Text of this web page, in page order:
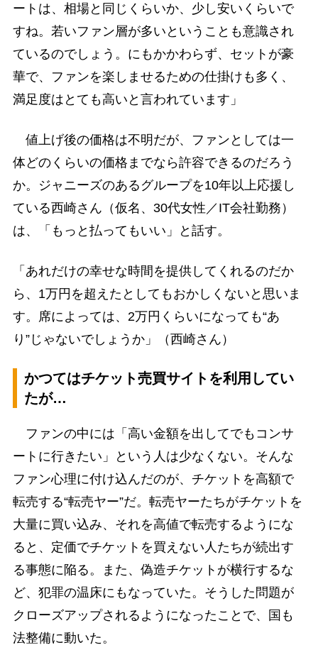
ートは、相場と同じくらいか、少し安いくらいで
すね。若いファン層が多いということも意識され
ているのでしょう。にもかかわらず、セットが豪
華で、ファンを楽しませるための仕掛けも多く、
満足度はとても高いと言われています」
値上げ後の価格は不明だが、ファンとしては一
体どのくらいの価格までなら許容できるのだろう
か。ジャニーズのあるグループを10年以上応援し
ている西崎さん（仮名、30代女性／IT会社勤務）
は、「もっと払ってもいい」と話す。
「あれだけの幸せな時間を提供してくれるのだか
ら、1万円を超えたとしてもおかしくないと思いま
す。席によっては、2万円くらいになっても“あ
り”じゃないでしょうか」（西崎さん）
かつてはチケット売買サイトを利用してい
たが…
ファンの中には「高い金額を出してでもコンサ
ートに行きたい」という人は少なくない。そんな
ファン心理に付け込んだのが、チケットを高額で
転売する“転売ヤー”だ。転売ヤーたちがチケットを
大量に買い込み、それを高値で転売するようにな
ると、定価でチケットを買えない人たちが続出す
る事態に陥る。また、偽造チケットが横行するな
ど、犯罪の温床にもなっていた。そうした問題が
クローズアップされるようになったことで、国も
法整備に動いた。